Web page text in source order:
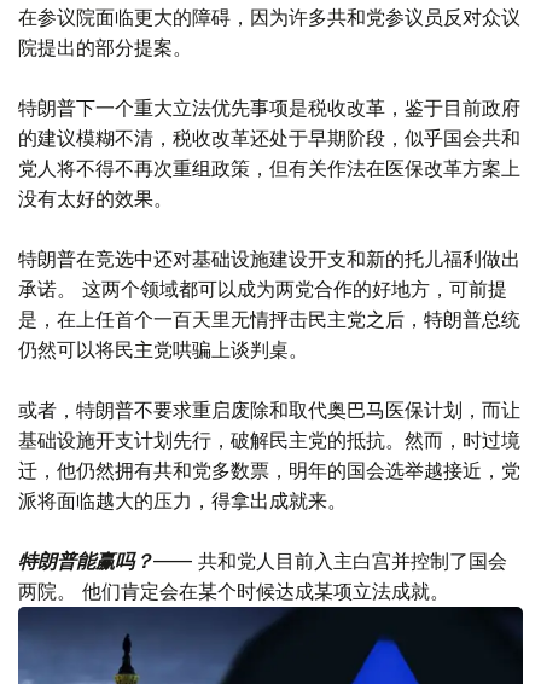
在参议院面临更大的障碍，因为许多共和党参议员反对众议
院提出的部分提案。
特朗普下一个重大立法优先事项是税收改革，鉴于目前政府
的建议模糊不清，税收改革还处于早期阶段，似乎国会共和
党人将不得不再次重组政策，但有关作法在医保改革方案上
没有太好的效果。
特朗普在竞选中还对基础设施建设开支和新的托儿福利做出
承诺。 这两个领域都可以成为两党合作的好地方，可前提
是，在上任首个一百天里无情抨击民主党之后，特朗普总统
仍然可以将民主党哄骗上谈判桌。
或者，特朗普不要求重启废除和取代奥巴马医保计划，而让
基础设施开支计划先行，破解民主党的抵抗。然而，时过境
迁，他仍然拥有共和党多数票，明年的国会选举越接近，党
派将面临越大的压力，得拿出成就来。
特朗普能赢吗？—— 共和党人目前入主白宫并控制了国会
两院。 他们肯定会在某个时候达成某项立法成就。